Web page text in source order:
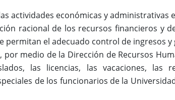
actividades económicas y administrativas
racional de los recursos financieros y
permitan el adecuado control de ingresos y
medio de la Dirección de Recursos
las licencias, las vacaciones, las
de los funcionarios de la